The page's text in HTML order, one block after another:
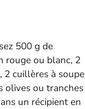
500 g de
rouge ou blanc, 2
2 cuillères à soupe
olives ou tranches
un récipient en